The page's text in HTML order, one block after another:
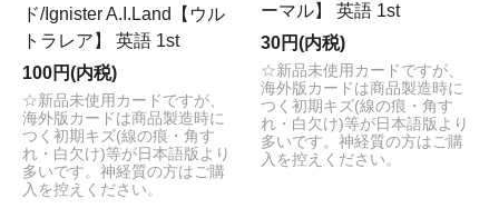
ド/Ignister A.I.Land【ウル
トラレア】 英語 1st
100円(内税)
☆新品未使用カードですが、
海外版カードは商品製造時に
つく初期キズ(線の痕・角す
れ・白欠け)等が日本語版より
多いです。神経質の方はご購
入を控えください。
ーマル】 英語 1st
30円(内税)
☆新品未使用カードですが、
海外版カードは商品製造時に
つく初期キズ(線の痕・角す
れ・白欠け)等が日本語版より
多いです。神経質の方はご購
入を控えください。